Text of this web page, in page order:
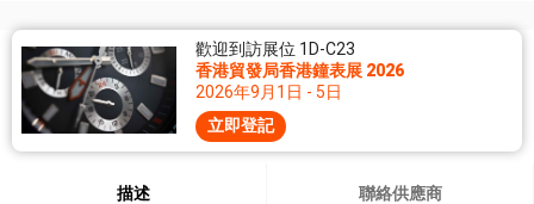
歡迎到訪展位 1D-C23
香港貿發局香港鐘表展 2026
2026年9月1日 - 5日
立即登記
描述 聯絡供應商